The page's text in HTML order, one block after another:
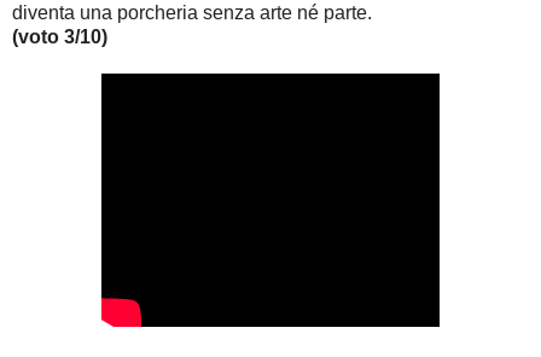
diventa una porcheria senza arte né parte.
(voto 3/10)